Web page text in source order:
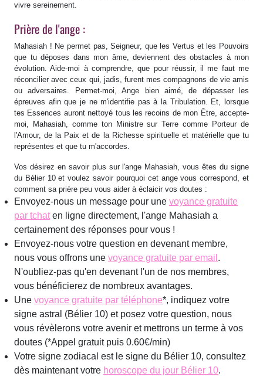
vivre sereinement.
Prière de l'ange :
Mahasiah ! Ne permet pas, Seigneur, que les Vertus et les Pouvoirs
que tu déposes dans mon âme, deviennent des obstacles à mon
évolution. Aide-moi à comprendre, que pour réussir, il me faut me
réconcilier avec ceux qui, jadis, furent mes compagnons de vie amis
ou adversaires. Permet-moi, Ange bien aimé, de dépasser les
épreuves afin que je ne m'identifie pas à la Tribulation. Et, lorsque
tes Essences auront nettoyé tous les recoins de mon Être, accepte-
moi, Mahasiah, comme ton Ministre sur Terre comme Porteur de
l'Amour, de la Paix et de la Richesse spirituelle et matérielle que tu
représentes et que tu m'accordes.
Vos désirez en savoir plus sur l'ange Mahasiah, vous êtes du signe
du Bélier 10 et voulez savoir pourquoi cet ange vous correspond, et
comment sa prière peu vous aider à éclaicir vos doutes :
Envoyez-nous un message pour une voyance gratuite
par tchaten ligne directement, l'ange Mahasiah a
certainement des réponses pour vous !
Envoyez-nous votre question en devenant membre,
nous vous offrons une voyance gratuite par email .
N'oubliez-pas qu'en devenant l'un de nos membres,
vous bénéficierez de nombreux avantages.
Une voyance gratuite par téléphone*, indiquez votre
signe astral (Bélier 10) et posez votre question, nous
vous révèlerons votre avenir et mettrons un terme à vos
doutes (*Appel gratuit puis 0.60€/min)
Votre signe zodiacal est le signe du Bélier 10, consultez
dès maintenant votre horoscope du jour Bélier 10.